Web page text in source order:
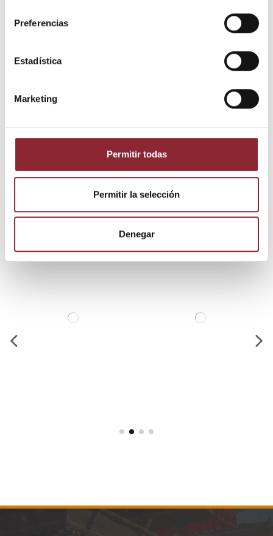
Preferencias
Estadística
Marketing
Permitir todas
Permitir la selección
Denegar
Detalles del producto
Los clientes que adquirieron este
producto también compraron: